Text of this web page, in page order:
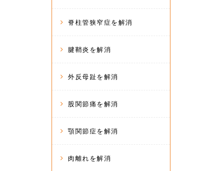
脊柱管狭窄症を解消
腱鞘炎を解消
外反母趾を解消
股関節痛を解消
顎関節症を解消
肉離れを解消